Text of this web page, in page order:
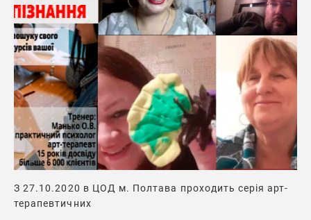
З 27.10.2020 в ЦОД м. Полтава проходить серія арт-
терапевтичних